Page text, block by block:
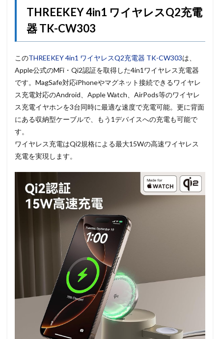
THREEKEY 4in1 ワイヤレスQ2充電
器 TK-CW303
このTHREEKEY 4in1 ワイヤレスQ2充電器 TK-CW303は、
Apple公式のMFi・Qi2認証を取得した4in1ワイヤレス充電器
です。MagSafe対応iPhoneやマグネット接続できるワイヤレ
ス充電対応のAndroid、Apple Watch、AirPods等のワイヤレ
ス充電イヤホンを3台同時に最適な速度で充電可能。更に背面
にある収納型ケーブルで、もう1デバイスへの充電も可能で
す。
ワイヤレス充電はQi2規格による最大15Wの高速ワイヤレス
充電を実現します。